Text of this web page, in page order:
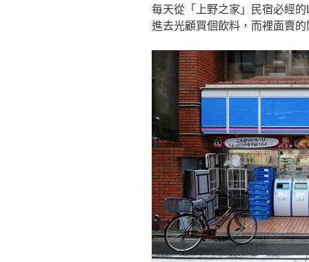
每天從「上野之家」民宿必經
進去光顧買個飲料，而裡面賣